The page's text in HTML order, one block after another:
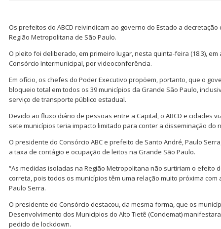
Os prefeitos do ABCD reivindicam ao governo do Estado a
Região Metropolitana de São Paulo.
O pleito foi deliberado, em primeiro lugar, nesta quinta-feira (18.3),
Consórcio Intermunicipal, por videoconferência.
Em ofício, os chefes do Poder Executivo propõem, portanto, que o
bloqueio total em todos os 39 municípios da Grande São Paulo,
serviço de transporte público estadual.
Devido ao fluxo diário de pessoas entre a Capital, o ABCD e cidades
sete municípios teria impacto limitado para conter a disseminação do
O presidente do Consórcio ABC e prefeito de Santo André, Paulo
a taxa de contágio e ocupação de leitos na Grande São Paulo.
“As medidas isoladas na Região Metropolitana não surtiriam o efeito
correta, pois todos os municípios têm uma relação muito próxima com
Paulo Serra.
O presidente do Consórcio destacou, da mesma forma, que os
Desenvolvimento dos Municípios do Alto Tietê (Condemat)
pedido de lockdown.